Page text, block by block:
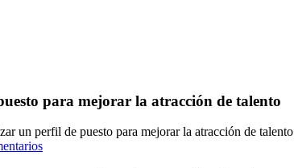
para mejorar la atracción de talento
un perfil de puesto para mejorar la atracción de talento